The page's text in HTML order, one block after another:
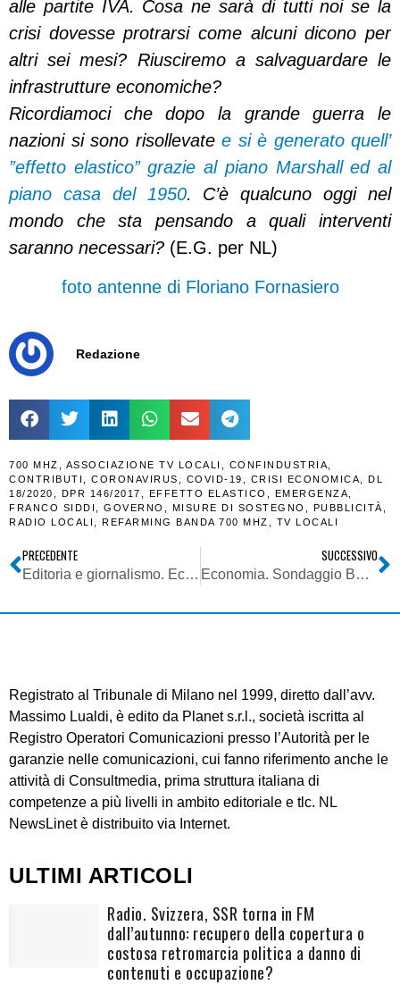
alle partite IVA. Cosa ne sarà di tutti noi se la
crisi dovesse protrarsi come alcuni dicono per
altri sei mesi? Riusciremo a salvaguardare le
infrastrutture economiche?
Ricordiamoci che dopo la grande guerra le
nazioni si sono risollevate e si è generato quell’
”effetto elastico” grazie al piano Marshall ed al
piano casa del 1950. C’è qualcuno oggi nel
mondo che sta pensando a quali interventi
saranno necessari? (E.G. per NL)
foto antenne di Floriano Fornasiero
Redazione
700 MHZ ASSOCIAZIONE TV LOCALI CONFINDUSTRIA
CONTRIBUTI
CORONAVIRUS COVID-19 CRISI ECONOMICA
DL
18/2020
DPR 146/2017 EFFETTO ELASTICO EMERGENZA
FRANCO SIDDI
GOVERNO MISURE DI SOSTEGNO PUBBLICITÀ
RADIO LOCALI
REFARMING BANDA 700 MHZ TV LOCALI
PRECEDENTE
Editoria e giornalismo. Ecco le risposte della FNSI alle principali domande che si pongono i giornalisti sulla propria attività in regime di emergenza
SUCCESSIVO
Economia. Sondaggio BVA Doxa su crisi Covid 19. Impatto immediato su fatturato imprese, ma ben 41% manterrà comunicazione e marketing o addirittura li intesificherà
Registrato al Tribunale di Milano nel 1999, diretto dall’avv.
Massimo Lualdi, è edito da Planet s.r.l., società iscritta al
Registro Operatori Comunicazioni presso l’Autorità per le
garanzie nelle comunicazioni, cui fanno riferimento anche le
attività di Consultmedia, prima struttura italiana di
competenze a più livelli in ambito editoriale e tlc. NL
NewsLinet è distribuito via Internet.
ULTIMI ARTICOLI
Radio. Svizzera, SSR torna in FM
dall’autunno: recupero della copertura o
costosa retromarcia politica a danno di
contenuti e occupazione?